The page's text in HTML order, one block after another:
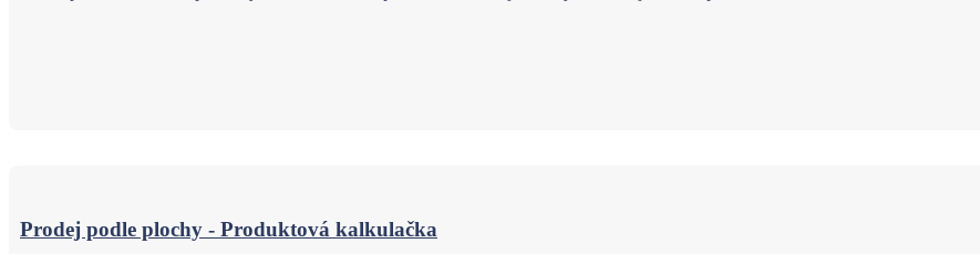
Prodej podle plochy - Produktová kalkulačka